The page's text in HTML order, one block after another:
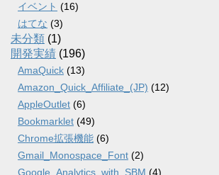
イベント (16)
はてな (3)
未分類 (1)
開発実績 (196)
AmaQuick (13)
Amazon_Quick_Affiliate_(JP) (12)
AppleOutlet (6)
Bookmarklet (49)
Chrome拡張機能 (6)
Gmail_Monospace_Font (2)
Google_Analytics_with_SBM (4)